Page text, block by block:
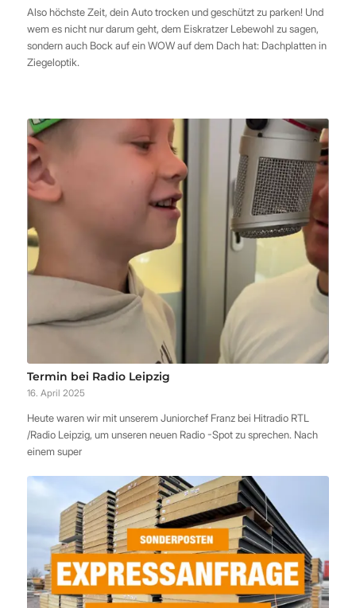
Also höchste Zeit, dein Auto trocken und geschützt zu parken! Und
wem es nicht nur darum geht, dem Eiskratzer Lebewohl zu sagen,
sondern auch Bock auf ein WOW auf dem Dach hat: Dachplatten in
Ziegeloptik.
Termin bei Radio Leipzig
16. April 2025
Heute waren wir mit unserem Juniorchef Franz bei Hitradio RTL
/Radio Leipzig, um unseren neuen Radio -Spot zu sprechen. Nach
einem super